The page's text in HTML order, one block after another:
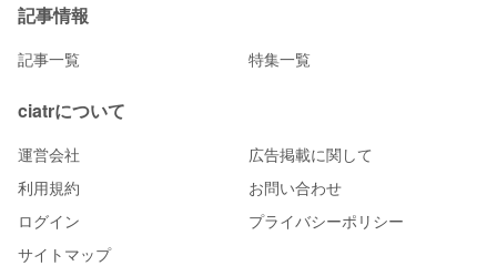
記事情報
記事一覧 特集一覧
ciatrについて
運営会社
広告掲載に関して
利用規約
お問い合わせ
ログイン
プライバシーポリシー
サイトマップ